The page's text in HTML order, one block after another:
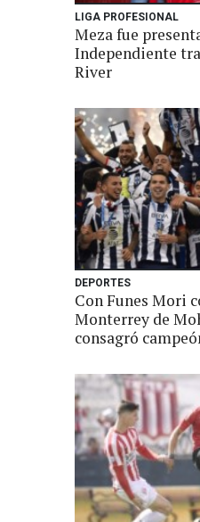
LIGA PROFESIONAL
Meza fue
Independiente
River
DEPORTES
Con Funes Mori
Monterrey de
consagró